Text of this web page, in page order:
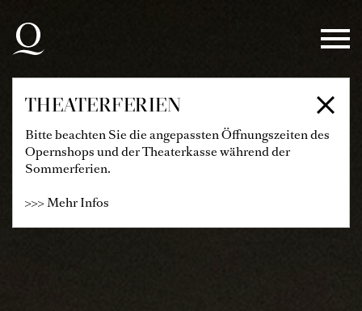
Zur Hauptnavigation springen
Zum Hauptinhalt springen
Zum Footer springen
THEATERFERIEN
Bitte beachten Sie die angepassten Öffnungszeiten des
Opernshops und der Theaterkasse während der
Sommerferien.
>>> Mehr Infos